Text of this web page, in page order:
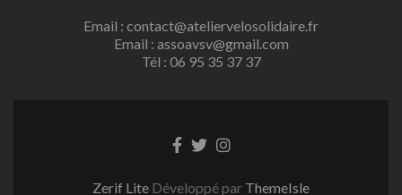
Email : contact@ateliervelosolidaire.fr
Email : assoavsv@gmail.com
Tél : 06 95 35 37 37
LienLienLien
Zerif Lite Développé par ThemeIsle